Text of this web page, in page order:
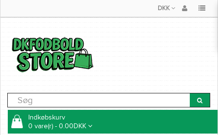
DKK
Indkøbskurv
0 vare(r) - 0.00DKK